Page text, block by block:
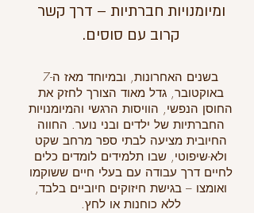
ומיומנויות חברתיות – דרך קשר
קרוב עם סוסים.
בשנים האחרונות, ובמיוחד מאז ה-7
באוקטובר, גדל מאוד הצורך לחזק את
החוסן הנפשי, הוויסות הרגשי והמיומנויות
החברתיות של ילדים ובני נוער. החווה
החיובית מציעה לבתי ספר מרחב שקט
ולא-שיפוטי, שבו תלמידים לומדים כלים
לחיים דרך עבודה עם בעלי חיים ששוקמו
ואומצו – בגישת חיזוקים חיוביים בלבד,
ללא כוחנות או לחץ.